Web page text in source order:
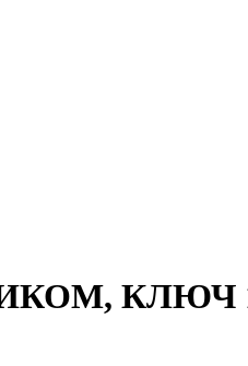
КЛЮЧ